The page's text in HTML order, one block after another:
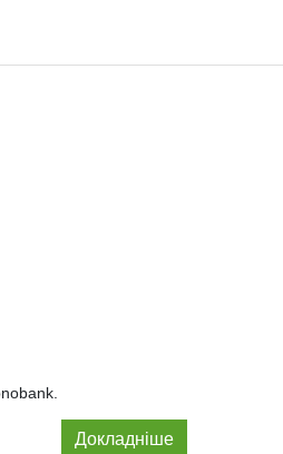
Докладніше